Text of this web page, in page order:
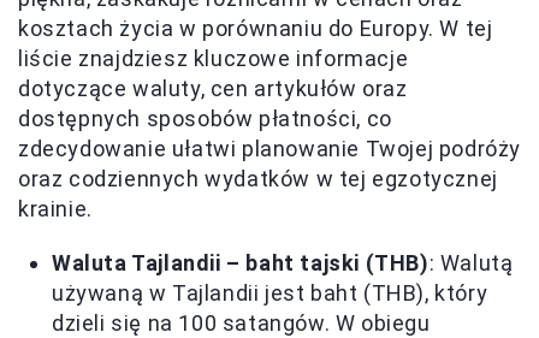
kosztach życia w porównaniu do Europy. W tej
liście znajdziesz kluczowe informacje
dotyczące waluty, cen artykułów oraz
dostępnych sposobów płatności, co
zdecydowanie ułatwi planowanie Twojej podróży
oraz codziennych wydatków w tej egzotycznej
krainie.
Waluta Tajlandii – baht tajski (THB): Walutą
używaną w Tajlandii jest baht (THB), który
dzieli się na 100 satangów. W obiegu